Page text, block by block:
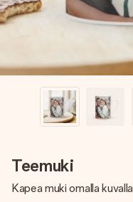
Teemuki
Kapea muki omalla kuvalla